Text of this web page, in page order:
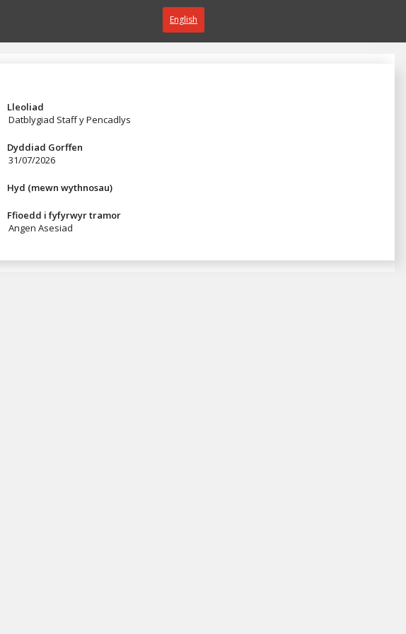
English
Lleoliad
Datblygiad Staff y Pencadlys
Dyddiad Gorffen
31/07/2026
Hyd (mewn wythnosau)
Ffioedd i fyfyrwyr tramor
Angen Asesiad